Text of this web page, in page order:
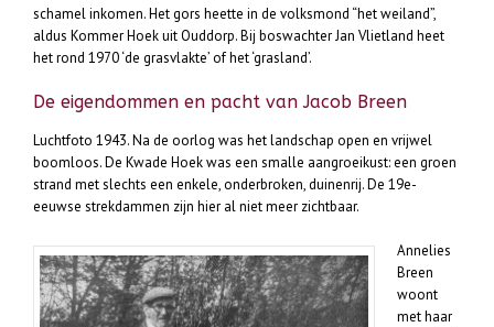
schamel inkomen. Het gors heette in de volksmond “het weiland”,
aldus Kommer Hoek uit Ouddorp. Bij boswachter Jan Vlietland heet
het rond 1970 ‘de grasvlakte’ of het ‘grasland’.
De eigendommen en pacht van Jacob Breen
Luchtfoto 1943. Na de oorlog was het landschap open en vrijwel
boomloos. De Kwade Hoek was een smalle aangroeikust: een groen
strand met slechts een enkele, onderbroken, duinenrij. De 19e-
eeuwse strekdammen zijn hier al niet meer zichtbaar.
Annelies
Breen
woont
met haar